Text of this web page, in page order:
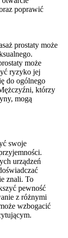
poprawić
prostaty może
może
ryzyko jej
do ogólnego
którzy
mogą
swoje
urządzeń
znali. To
pewność
z różnymi
wzbogacić